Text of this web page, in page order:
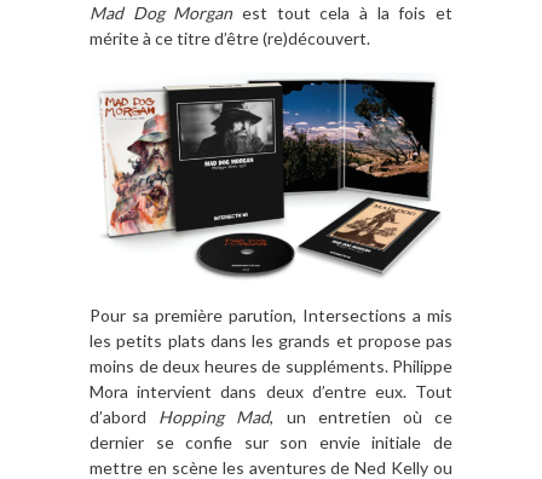
Mad Dog Morganest tout celaà la fois et
mériteà ce titre d’être (re)découvert.
Pour sa première parution, Intersections a mis
les petits plats dans les grands et propose pas
moins de deux heures de suppléments. Philippe
Mora intervient dans deux d’entre eux. Tout
d’abord Hopping Mad, un entretien où ce
dernier se confie sur son envie initiale de
mettre en scène les aventures de Ned Kelly ou